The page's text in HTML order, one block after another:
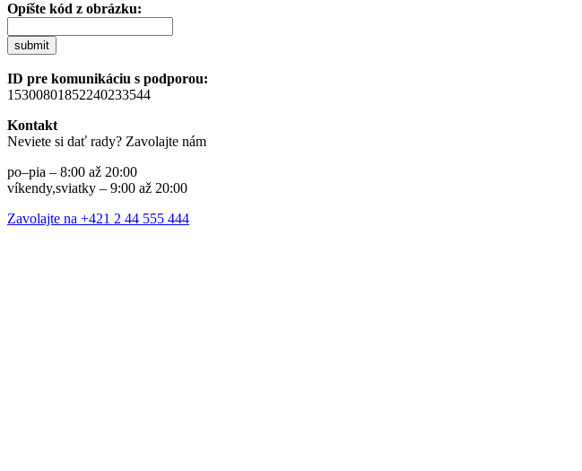
Opíšte kód z obrázku:
submit
ID pre komunikáciu s podporou:
15300801852240233544
Kontakt
Neviete si dať rady? Zavolajte nám
po–pia – 8:00 až 20:00
víkendy,sviatky – 9:00 až 20:00
Zavolajte na +421 2 44 555 444